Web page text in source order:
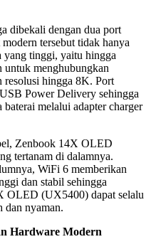
dibekali dengan dua port
tersebut tidak hanya
yang tinggi, yaitu hingga
untuk menghubungkan
resolusi hingga 8K. Port
Power Delivery sehingga
melalui adapter charger
Zenbook 14X OLED
tertanam di dalamnya.
WiFi 6 memberikan
dan stabil sehingga
OLED (UX5400) dapat selalu
dan nyaman.
Hardware Modern